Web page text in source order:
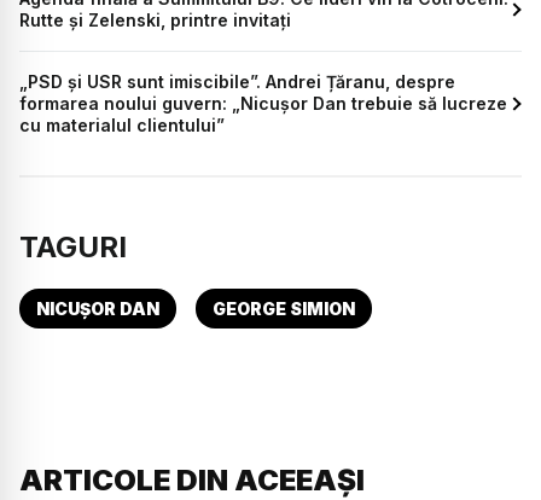
Rutte și Zelenski, printre invitați
„PSD și USR sunt imiscibile”. Andrei Țăranu, despre
formarea noului guvern: „Nicușor Dan trebuie să lucreze
cu materialul clientului”
TAGURI
NICUȘOR DAN GEORGE SIMION
ARTICOLE DIN ACEEAȘI